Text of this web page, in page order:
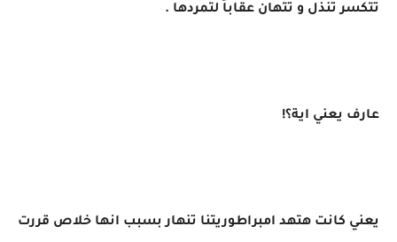
تتكسر تنذل و تتهان عقاباً لتمردها .
عارف يعني اية؟!
يعني كانت هتهد امبراطوريتنا تنهار بسبب انها خلاص قررت